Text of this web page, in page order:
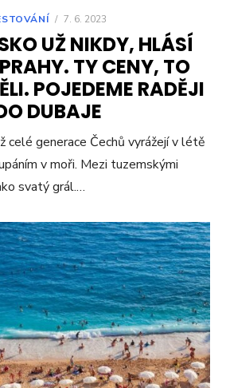
/ 7. 6. 2023
UŽ NIKDY, HLÁSÍ
TY CENY, TO
POJEDEME RADĚJI
DUBAJE
celé generace Čechů vyrážejí v létě
v moři. Mezi tuzemskými
svatý grál.…